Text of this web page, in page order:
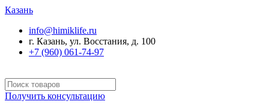
Казань
info@himiklife.ru
г. Казань, ул. Восстания, д. 100
+7 (960) 061-74-97
Получить консультацию